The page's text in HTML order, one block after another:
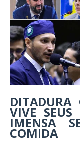
VIVE SEUS
IMENSA
COMIDA